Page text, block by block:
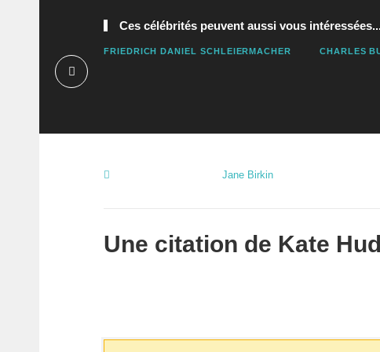
Ces célébrités peuvent aussi vous
FRIEDRICH DANIEL SCHLEIERMACHER CHARLES
Jane Birkin
Une citation de Kate